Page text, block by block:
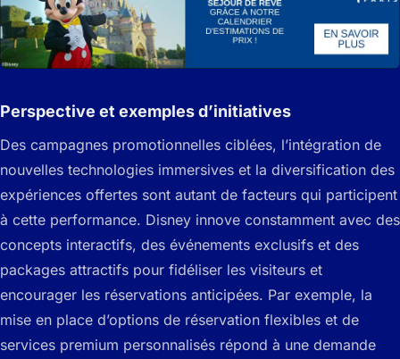
Perspective et exemples d’initiatives
Des campagnes promotionnelles ciblées, l’intégration de
nouvelles technologies immersives et la diversification des
expériences offertes sont autant de facteurs qui participent
à cette performance. Disney innove constamment avec des
concepts interactifs, des événements exclusifs et des
packages attractifs pour fidéliser les visiteurs et
encourager les réservations anticipées. Par exemple, la
mise en place d’options de réservation flexibles et de
services premium personnalisés répond à une demande